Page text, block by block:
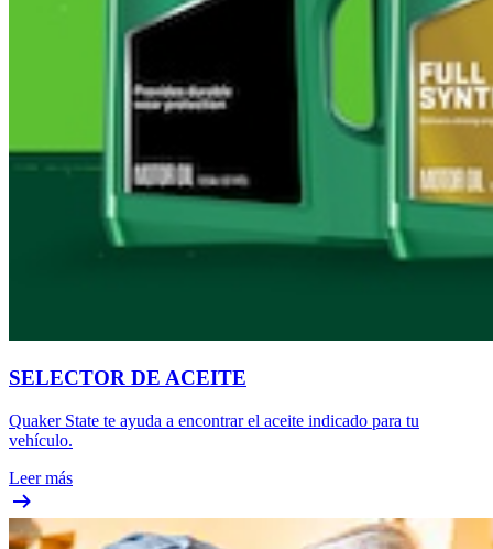
SELECTOR DE ACEITE
Quaker State te ayuda a encontrar el aceite indicado para tu
vehículo.
Leer más